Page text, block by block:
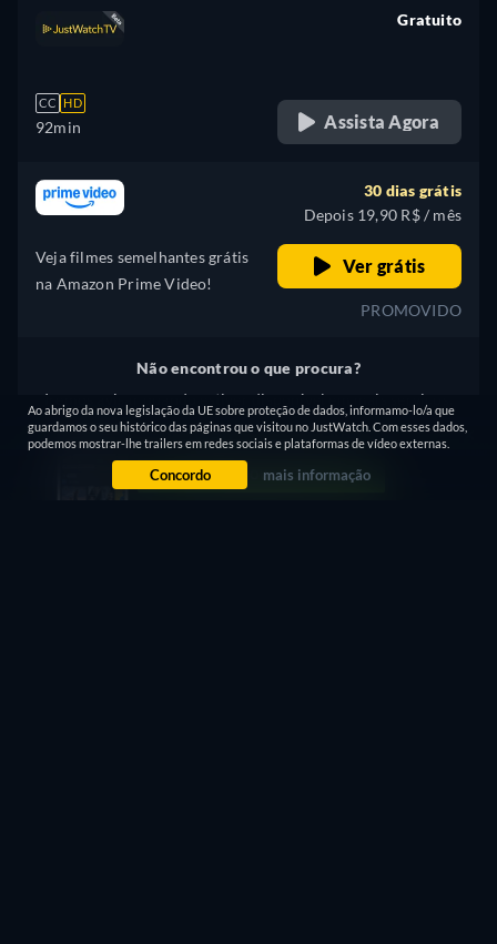
CC HD
92min
Gratuito
Assista Agora
Veja filmes semelhantes grátis
na Amazon Prime Video!
30 dias grátis
Depois 19,90 R$ / mês
Ver grátis
PROMOVIDO
Não encontrou o que procura?
Iremos avisar quando estiver disponível em mais serviços.
Avise-me
Ao abrigo da nova legislação da UE sobre proteção de dados, informamo-lo/a que
guardamos o seu histórico das páginas que visitou no JustWatch. Com esses dados,
podemos mostrar-lhe trailers em redes sociais e plataformas de vídeo externas.
Concordo mais informação